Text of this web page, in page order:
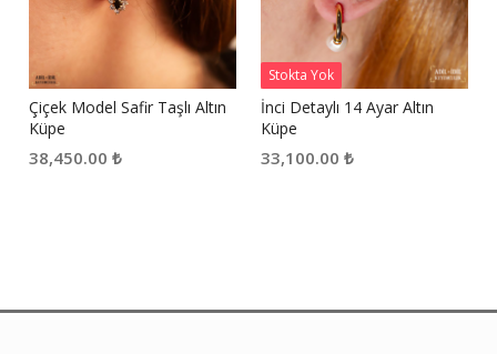
Çiçek Model Safir Taşlı Altın
Küpe
38,450.00 ₺
Stokta Yok
İnci Detaylı 14 Ayar Altın
Küpe
33,100.00 ₺